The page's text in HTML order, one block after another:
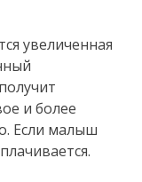
увеличенная
и более
Если малыш